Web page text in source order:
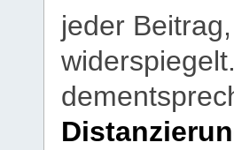
jeder